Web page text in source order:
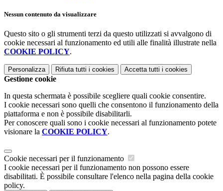
Nessun contenuto da visualizzare
Questo sito o gli strumenti terzi da questo utilizzati si avvalgono di
cookie necessari al funzionamento ed utili alle finalità illustrate nella
COOKIE POLICY.
Personalizza Rifiuta tutti i cookies Accetta tutti i cookies
Gestione cookie
In questa schermata è possibile scegliere quali cookie consentire.
I cookie necessari sono quelli che consentono il funzionamento della
piattaforma e non è possibile disabilitarli.
Per conoscere quali sono i cookie necessari al funzionamento potete
visionare la COOKIE POLICY.
Cookie necessari per il funzionamento
I cookie necessari per il funzionamento non possono essere
disabilitati. È possibile consultare l'elenco nella pagina della cookie
policy.